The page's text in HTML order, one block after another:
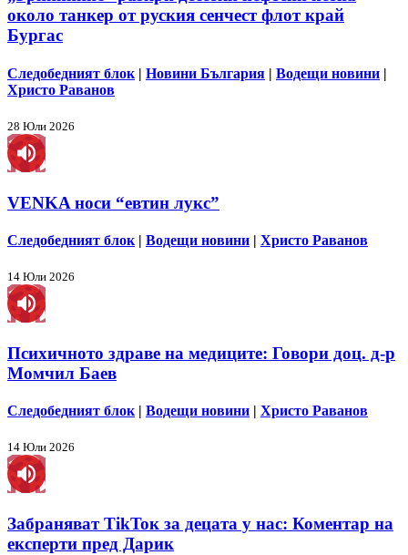
около танкер от руския сенчест флот край
Бургас
Следобедният блок | Новини България | Водещи новини |
Христо Раванов
28 Юли 2026
VENKA носи “евтин лукс”
Следобедният блок | Водещи новини | Христо Раванов
14 Юли 2026
Психичното здраве на медиците: Говори доц. д-р
Момчил Баев
Следобедният блок | Водещи новини | Христо Раванов
14 Юли 2026
Забраняват TikToк за децата у нас: Коментар на
експерти пред Дарик